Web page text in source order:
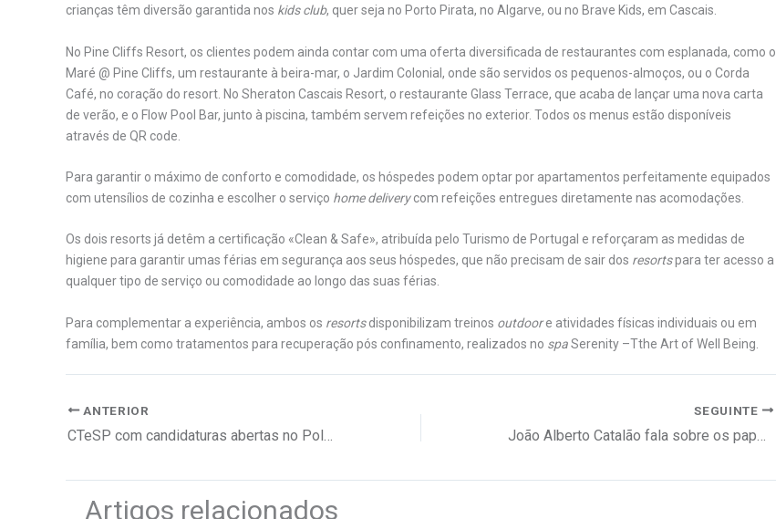
crianças têm diversão garantida nos kids club, quer seja no Porto Pirata, no Algarve, ou no Brave Kids, em Cascais.
No Pine Cliffs Resort, os clientes podem ainda contar com uma oferta diversificada de restaurantes com esplanada, como o
Maré @ Pine Cliffs, um restaurante à beira-mar, o Jardim Colonial, onde são servidos os pequenos-almoços, ou o Corda
Café, no coração do resort. No Sheraton Cascais Resort, o restaurante Glass Terrace, que acaba de lançar uma nova carta
de verão, e o Flow Pool Bar, junto à piscina, também servem refeições no exterior. Todos os menus estão disponíveis
através de QR code.
Para garantir o máximo de conforto e comodidade, os hóspedes podem optar por apartamentos perfeitamente equipados
com utensílios de cozinha e escolher o serviço home deliverycom refeições entregues diretamente nas acomodações.
Os dois resorts já detêm a certificação «Clean & Safe», atribuída pelo Turismo de Portugal e reforçaram as medidas de
higiene para garantir umas férias em segurança aos seus hóspedes, que não precisam de sair dos resortspara ter acesso a
qualquer tipo de serviço ou comodidade ao longo das suas férias.
Para complementar a experiência, ambos os resortsdisponibilizam treinos outdoore atividades físicas individuais ou em
família, bem como tratamentos para recuperação pós confinamento, realizados no spaSerenity –Tthe Art of Well Being.
ANTERIOR
CTeSP com candidaturas abertas no Politécnico de Setúbal
SEGUINTE
João Alberto Catalão fala sobre os papéis do mentor
Artigos relacionados